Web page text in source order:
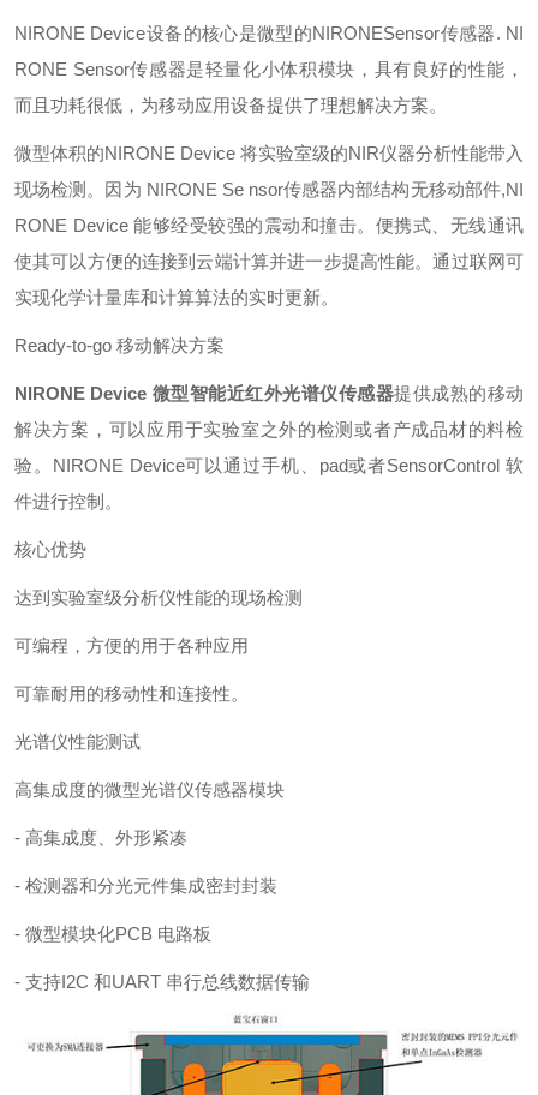
NIRONE Device设备的核心是微型的NIRONESensor传感器. NI
RONE Sensor传感器是轻量化小体积模块，具有良好的性能，
而且功耗很低，为移动应用设备提供了理想解决方案。
微型体积的NIRONE Device 将实验室级的NIR仪器分析性能带入
现场检测。因为 NIRONE Se nsor传感器内部结构无移动部件,NI
RONE Device 能够经受较强的震动和撞击。便携式、无线通讯
使其可以方便的连接到云端计算并进一步提高性能。通过联网可
实现化学计量库和计算算法的实时更新。
Ready-to-go 移动解决方案
NIRONE Device 微型智能近红外光谱仪传感器提供成熟的移动
解决方案，可以应用于实验室之外的检测或者产成品材的料检
验。NIRONE Device可以通过手机、pad或者SensorControl 软
件进行控制。
核心优势
达到实验室级分析仪性能的现场检测
可编程，方便的用于各种应用
可靠耐用的移动性和连接性。
光谱仪性能测试
高集成度的微型光谱仪传感器模块
- 高集成度、外形紧凑
- 检测器和分光元件集成密封封装
- 微型模块化PCB 电路板
- 支持I2C 和UART 串行总线数据传输